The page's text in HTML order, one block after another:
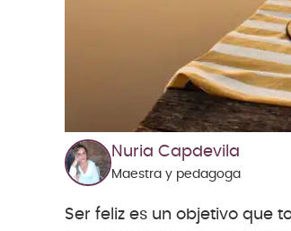
Nuria Capdevila
Maestra y pedagoga
Ser feliz es un objetivo que